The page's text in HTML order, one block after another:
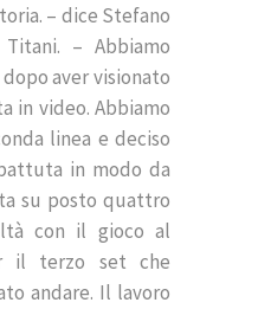
– dice Stefano
– Abbiamo
aver visionato
in video. Abbiamo
linea e deciso
in modo da
su posto quattro
con il gioco al
il terzo set che
andare. Il lavoro